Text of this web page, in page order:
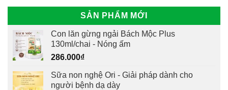
SẢN PHẨM MỚI
Con lăn gừng ngải Bách Mộc Plus
130ml/chai - Nóng ấm
286.000₫
Sữa non nghệ Ori - Giải pháp dành cho
người bệnh dạ dày